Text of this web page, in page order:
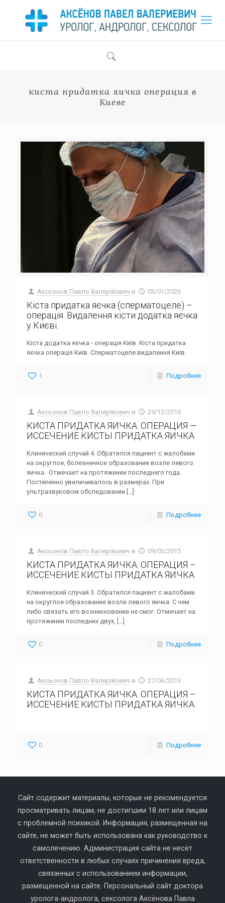
киста придатка яичка операция в
Киеве
Аксьонов Павло Валерійович в 03/01/2026
Кіста придатка яєчка (сперматоцеле) –
операція. Видалення кісти додатка яєчка
у Києві.
Кіста додатка яєчка - операція Київ. Кіста придатка
яєчка операція Київ. Сперматоцеле видалення Київ.
1 Подробнее
Аксьонов Павло Валерійович в 29/12/2015
КИСТА ПРИДАТКА ЯИЧКА. ОПЕРАЦИЯ —
ИССЕЧЕНИЕ КИСТЫ ПРИДАТКА ЯИЧКА
Клинический случай 4. Обратился пациент с жалобами
на округлое, болезненное образование возле левого
яичка. Отмечает на протяжении последнего года.
Постепенно увеличивалось в размерах. При
ультразвуковом обследовании […]
0 Подробнее
Аксьонов Павло Валерійович в 09/03/2015
КИСТА ПРИДАТКА ЯИЧКА. ОПЕРАЦИЯ –
ИССЕЧЕНИЕ КИСТЫ ПРИДАТКА ЯИЧКА
Клинический случай 3. Обратился пациент с жалобами
на округлое образование возле левого яичка. С чем
либо связать его возникновение не смог. Отмечает на
протяжении последних двух, […]
0 Подробнее
Аксьонов Павло Валерійович в 27/06/2013
КИСТА ПРИДАТКА ЯИЧКА. ОПЕРАЦИЯ –
ИССЕЧЕНИЕ КИСТЫ ПРИДАТКА ЯИЧКА.
0 Подробнее
Сайт содержит материалы, которые не рекомендуется
просматривать лицам, не достигшим 18 лет или лицам
с проблемной психикой. Информация, размещенная на
сайте, не может быть использована как руководство к
самолечению. Администрация сайта не несёт
ответственности в любых случаях причинения вреда,
связанных с использованием информации,
размещенной на сайте. Персональный сайт доктора
уролога-андролога, сексолога Аксёнова Павла